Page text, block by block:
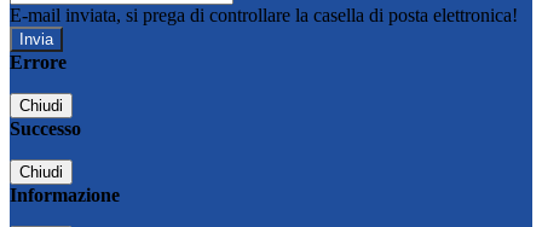
E-mail inviata, si prega di controllare la casella di posta elettronica!
Errore
Chiudi
Successo
Chiudi
Informazione